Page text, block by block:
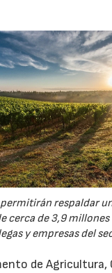
permitirán respaldar
cerca de 3,9 millones
y empresas del
de Agricultura,